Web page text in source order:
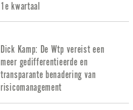
1e kwartaal
Dick Kamp: De Wtp vereist een
meer gedifferentieerde en
transparante benadering van
risicomanagement